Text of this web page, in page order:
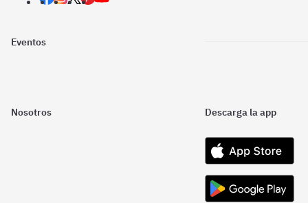
Eventos
Nosotros Descarga la app